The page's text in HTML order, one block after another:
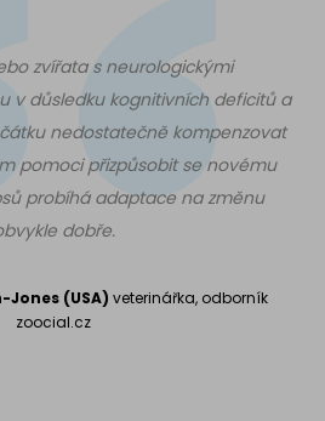
zvířata s neurologickými
v důsledku kognitivních deficitů a
nedostatečně kompenzovat
pomoci přizpůsobit se novému
probíhá adaptace na změnu
dobře.
(USA) veterinářka, odborník
zoocial.cz